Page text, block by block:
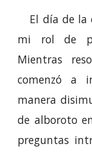
El día de la
mi rol de
Mientras
comenzó a
manera
de alboroto
preguntas